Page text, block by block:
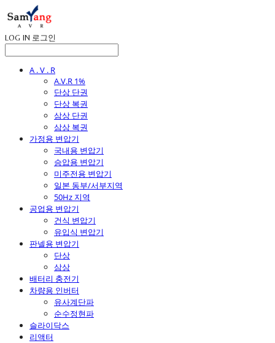
LOG IN 로그인
A . V . R
A.V.R 1%
단상 단권
단상 복권
삼상 단권
삼상 복권
가정용 변압기
국내용 변압기
승압용 변압기
미주전용 변압기
일본 동부/서부지역
50Hz 지역
공업용 변압기
건식 변압기
유입식 변압기
판넬용 변압기
단상
삼상
배터리 충전기
차량용 인버터
유사계단파
순수정현파
슬라이닥스
리액터